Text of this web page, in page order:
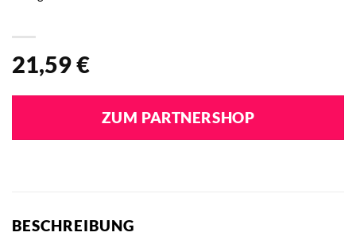
21,59€
ZUM PARTNERSHOP
BESCHREIBUNG